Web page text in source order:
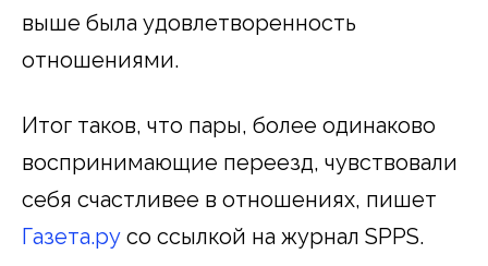
выше была удовлетворенность
отношениями.
Итог таков, что пары, более одинаково
воспринимающие переезд, чувствовали
себя счастливее в отношениях, пишет
Газета.ру со ссылкой на журнал SPPS.